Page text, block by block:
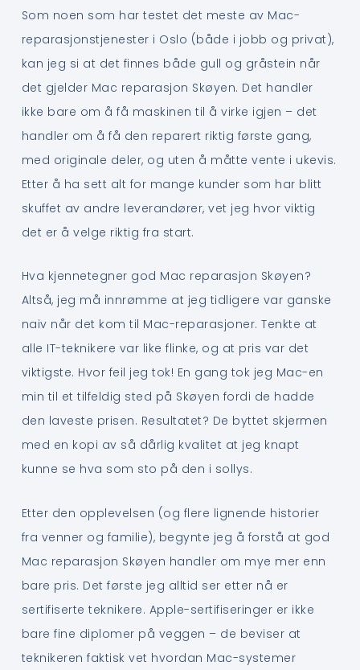
Som noen som har testet det meste av Mac-
reparasjonstjenester i Oslo (både i jobb og privat),
kan jeg si at det finnes både gull og gråstein når
det gjelder Mac reparasjon Skøyen. Det handler
ikke bare om å få maskinen til å virke igjen – det
handler om å få den reparert riktig første gang,
med originale deler, og uten å måtte vente i ukevis.
Etter å ha sett alt for mange kunder som har blitt
skuffet av andre leverandører, vet jeg hvor viktig
det er å velge riktig fra start.
Hva kjennetegner god Mac reparasjon Skøyen?
Altså, jeg må innrømme at jeg tidligere var ganske
naiv når det kom til Mac-reparasjoner. Tenkte at
alle IT-teknikere var like flinke, og at pris var det
viktigste. Hvor feil jeg tok! En gang tok jeg Mac-en
min til et tilfeldig sted på Skøyen fordi de hadde
den laveste prisen. Resultatet? De byttet skjermen
med en kopi av så dårlig kvalitet at jeg knapt
kunne se hva som sto på den i sollys.
Etter den opplevelsen (og flere lignende historier
fra venner og familie), begynte jeg å forstå at god
Mac reparasjon Skøyen handler om mye mer enn
bare pris. Det første jeg alltid ser etter nå er
sertifiserte teknikere. Apple-sertifiseringer er ikke
bare fine diplomer på veggen – de beviser at
teknikeren faktisk vet hvordan Mac-systemer